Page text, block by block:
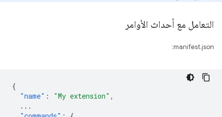
التعامل مع أحداث الأوامر
manifest.json:
{
"name" : "My extension" ,
...